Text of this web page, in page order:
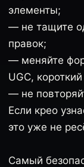
элементы;
— не тащите
правок;
— меняйте
UGC,
— не
Если крео
это уже не
Самый